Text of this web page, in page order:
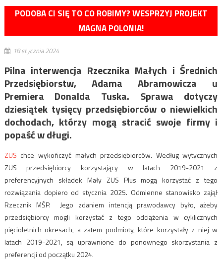
PODOBA CI SIĘ TO CO ROBIMY? WESPRZYJ PROJEKT
MAGNA POLONIA!
18 stycznia 2024
Pilna interwencja Rzecznika Małych i Średnich
Przedsiębiorstw, Adama Abramowicza u
Premiera Donalda Tuska. Sprawa dotyczy
dziesiątek tysięcy przedsiębiorców o niewielkich
dochodach, którzy mogą stracić swoje firmy i
popaść w długi.
ZUS chce wykończyć małych przedsiębiorców. Według wytycznych
ZUS przedsiębiorcy korzystający w latach 2019-2021 z
preferencyjnych składek Mały ZUS Plus mogą korzystać z tego
rozwiązania dopiero od stycznia 2025. Odmienne stanowisko zajął
Rzecznik MŚP. Jego zdaniem intencją prawodawcy było, ażeby
przedsiębiorcy mogli korzystać z tego odciążenia w cyklicznych
pięcioletnich okresach, a zatem podmioty, które korzystały z niej w
latach 2019-2021, są uprawnione do ponownego skorzystania z
preferencji od początku 2024.